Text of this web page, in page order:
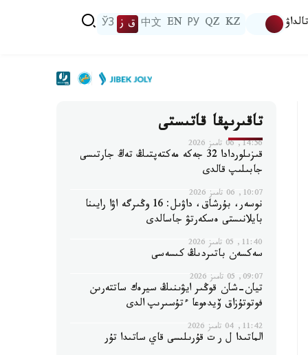
تالداۋ KZ
QZ
РУ
EN
中文 ق ز ЎЗ
تاقىرىپقا قاتىستى
14:56, 06 تامىز 2026
قىزىلوردادا 32 جەكە مەكتەپتىڭ تەڭ جارتىسى
جابىلىپ قالدى
10:07, 06 تامىز 2026
نوسەر، بۇرشاق، داۋىل: 16 وڭىرگە اۋا رايىنا
بايلانىستى ەسكەرتۋ جاسالدى
11:40, 05 تامىز 2026
سەكسەن باتىردىڭ كىسەسى
09:07, 05 تامىز 2026
تيان-شان قوڭىر ايۋىنىڭ سيرەك ساتتەرىن
فوتوتۇزاق ۆيدەوعا ءتۇسىرىپ الدى
11:42, 04 تامىز 2026
الماتىدا ل ر ت قۇرىلىسى قاي ساتىدا تۇر